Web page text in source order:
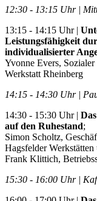
12:30 - 13:15 Uhr |
13:15 - 14:15 Uhr |
Leistungsfähigkeit
individualisierter
Yvonne Evers,
Werkstatt Rheinberg
14:15 - 14:30 Uhr |
14:30 - 15:30 Uhr |
auf den Ruhestand;
Simon Scholtz,
Hagsfelder
Frank Klittich,
15:30 - 16:00 Uhr |